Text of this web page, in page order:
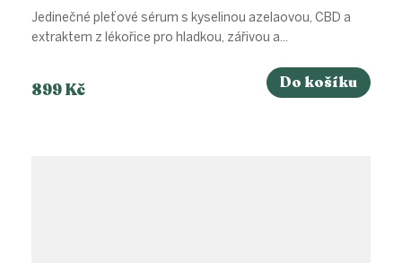
899 Kč Do košíku
Jedinečné pleťové sérum s kyselinou azelaovou, CBD a
extraktem z lékořice pro hladkou, zářivou a...